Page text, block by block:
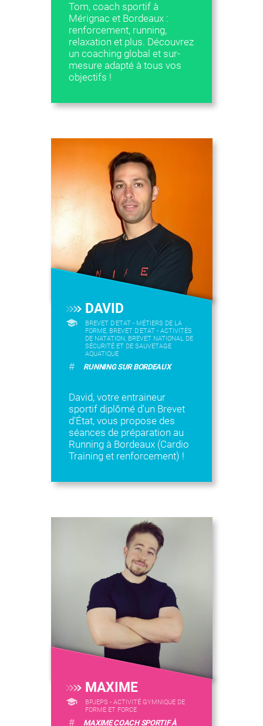
Tom, coach sportif à
Mérignac et Bordeaux :
renforcement, running,
relaxation et plus. Découvrez
un coaching global et sur-
mesure adapté à tous vos
objectifs !
DAVID
BREVET D'ETAT - MÉTIERS DE LA
FORME, BREVET D'ETAT - ACTIVITÉS
DE NATATION, BREVET NATIONAL DE
SÉCURITÉ ET DE SAUVETAGE
AQUATIQUE
# RUNNING SUR BORDEAUX
David, votre entraineur
sportif diplômé d'un Brevet
d'État, vous propose des
séances de préparation au
Running à Bordeaux (Cardio
Training et renforcement) !
MAXIME
BPJEPS - ACTIVITÉ GYMNIQUE DE
FORME ET FORCE
# MAXIME COACH SPORTIF À